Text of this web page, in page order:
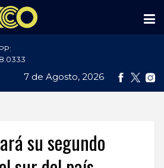
7 de Agosto, 2026
su segundo